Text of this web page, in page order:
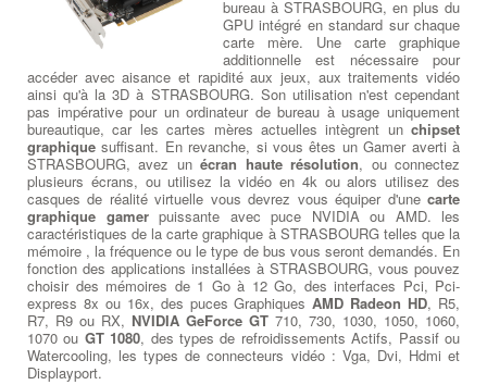
bureau à STRASBOURG, en plus du
GPU intégré en standard sur chaque
carte mère. Une carte graphique
additionnelle est nécessaire pour
accéder avec aisance et rapidité aux jeux, aux traitements vidéo
ainsi qu'à la 3D à STRASBOURG. Son utilisation n'est cependant
pas impérative pour un ordinateur de bureau à usage uniquement
bureautique, car les cartes mères actuelles intègrent un chipset
graphique suffisant. En revanche, si vous êtes un Gamer averti à
STRASBOURG, avez unécran haute résolution, ou connectez
plusieurs écrans, ou utilisez la vidéo en 4k ou alors utilisez des
casques de réalité virtuelle vous devrez vous équiper d'une carte
graphique gamerpuissante avec puce NVIDIA ou AMD. les
caractéristiques de la carte graphique à STRASBOURG telles que la
mémoire , la fréquence ou le type de bus vous seront demandés. En
fonction des applications installées à STRASBOURG, vous pouvez
choisir des mémoires de 1 Go à 12 Go, des interfaces Pci, Pci-
express 8x ou 16x, des puces GraphiquesAMD Radeon HD, R5,
R7, R9 ou RX, NVIDIA GeForce GT 710, 730, 1030, 1050, 1060,
1070 ou GT 1080, des types de refroidissements Actifs, Passif ou
Watercooling, les types de connecteurs vidéo : Vga, Dvi, Hdmi et
Displayport.